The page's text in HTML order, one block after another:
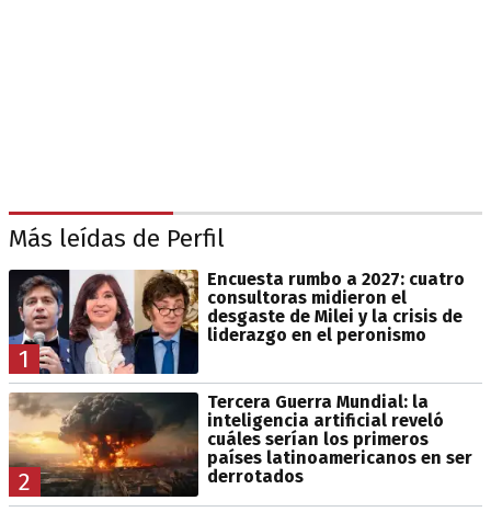
Más leídas de Perfil
1
Encuesta rumbo a 2027: cuatro
consultoras midieron el
desgaste de Milei y la crisis de
liderazgo en el peronismo
2
Tercera Guerra Mundial: la
inteligencia artificial reveló
cuáles serían los primeros
países latinoamericanos en ser
derrotados